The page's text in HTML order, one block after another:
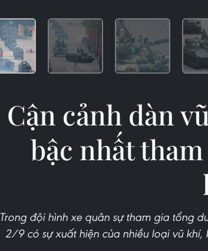
Cận cảnh dàn
bậc nhất
Trong đội hình xe quân sự tham gia tổng
2/9 có sự xuất hiện của nhiều loại vũ